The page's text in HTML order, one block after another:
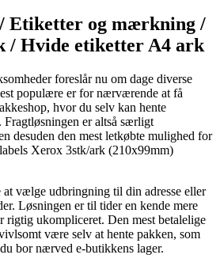
Etiketter og mærkning /
/ Hvide etiketter A4 ark
foreslår nu om dage diverse
populære er for nærværende at få
hvor du selv kan hente
er altså særligt
desuden den mest letkøbte mulighed for
Xerox 3stk/ark (210x99mm)
vælge udbringning til din adresse eller
Løsningen er til tider en kende mere
rigtig ukompliceret. Den mest betalelige
være selv at hente pakken, som
bor nærved e-butikkens lager.